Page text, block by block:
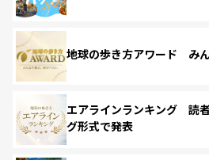
地球の歩き方アワード みん
エアラインランキング 読
グ形式で発表